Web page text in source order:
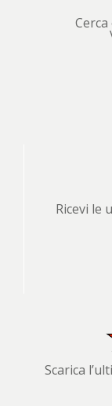
Ricevi le
Scarica